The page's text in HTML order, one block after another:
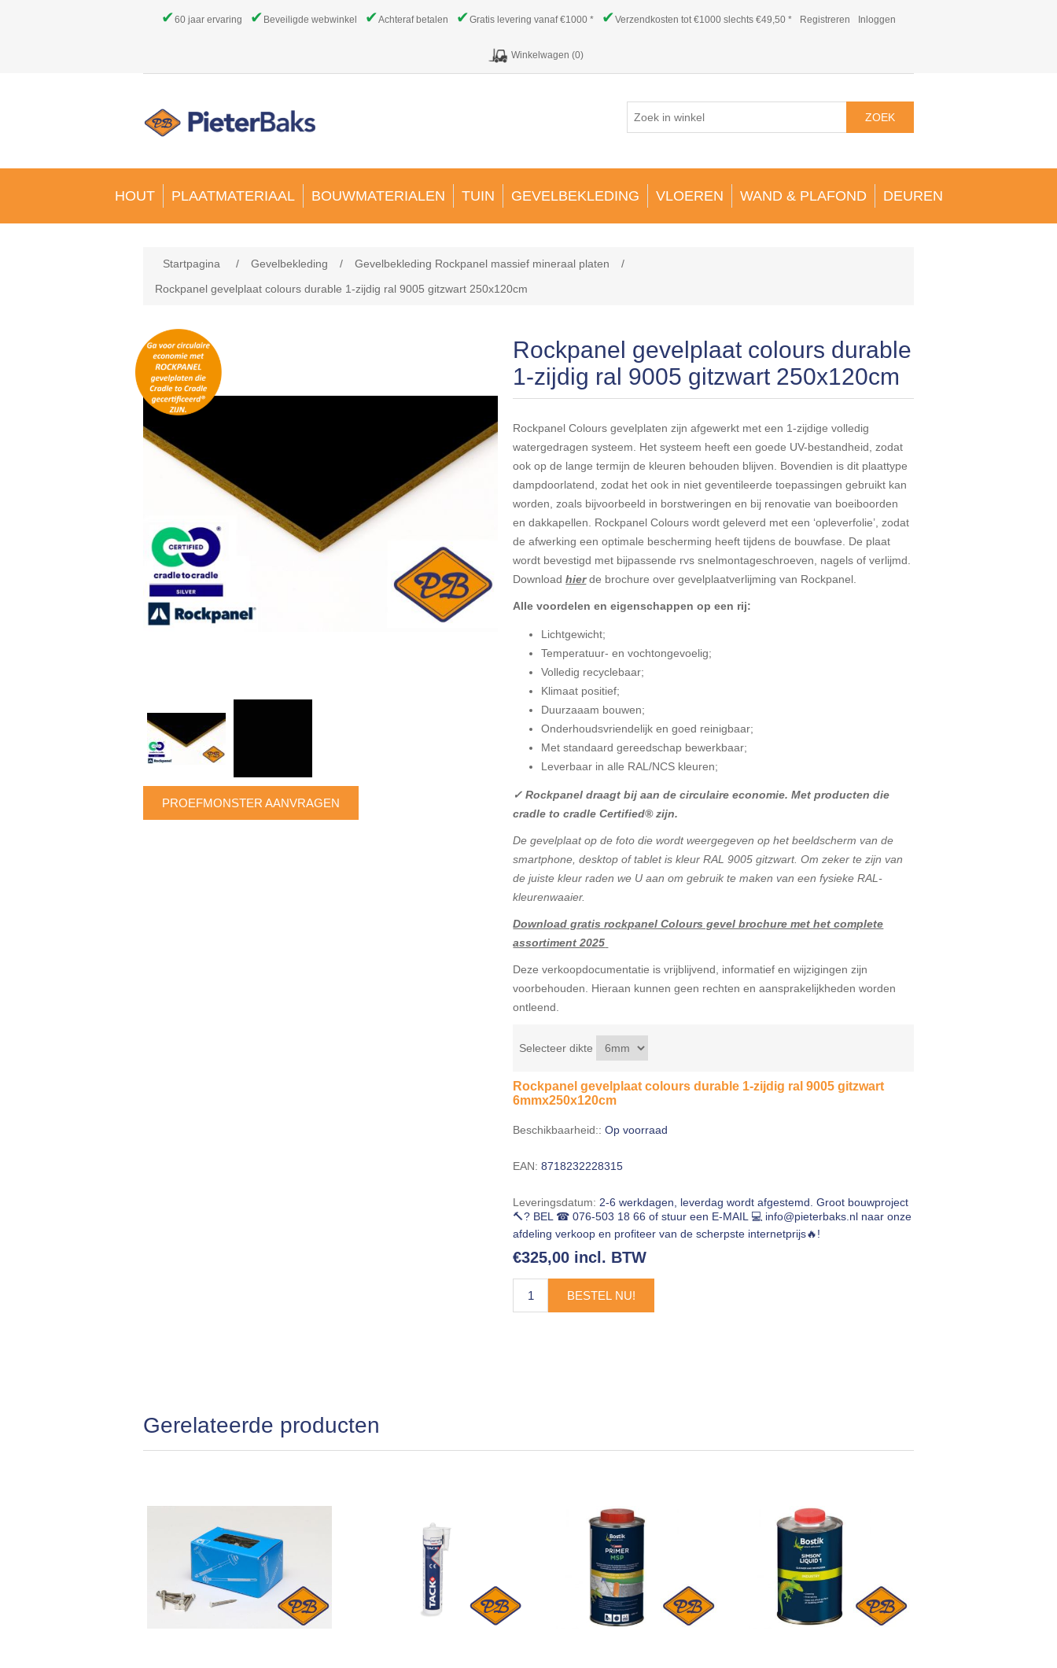
✔60 jaar ervaring ✔ Beveiligde webwinkel ✔Achteraf betalen ✔Gratis levering vanaf €1000 * ✔Verzendkosten tot €1000 slechts €49,50 * Registreren Inloggen
Winkelwagen (0)
ZOEK
HOUT PLAATMATERIAAL BOUWMATERIALEN TUIN GEVELBEKLEDING VLOEREN WAND & PLAFOND DEUREN
Startpagina / Gevelbekleding / Gevelbekleding Rockpanel massief mineraal platen
/
Rockpanel gevelplaat colours durable 1-zijdig ral 9005 gitzwart 250x120cm
PROEFMONSTER AANVRAGEN
Rockpanel gevelplaat colours durable
1-zijdig ral 9005 gitzwart 250x120cm
Rockpanel Colours gevelplaten zijn afgewerkt met een 1-zijdige volledig
watergedragen systeem. Het systeem heeft een goede UV-bestandheid, zodat
ook op de lange termijn de kleuren behouden blijven. Bovendien is dit plaattype
dampdoorlatend, zodat het ook in niet geventileerde toepassingen gebruikt kan
worden, zoals bijvoorbeeld in borstweringen en bij renovatie van boeiboorden
en dakkapellen. Rockpanel Colours wordt geleverd met een ‘opleverfolie’, zodat
de afwerking een optimale bescherming heeft tijdens de bouwfase. De plaat
wordt bevestigd met bijpassende rvs snelmontageschroeven, nagels of verlijmd.
Downloadhier de brochure over gevelplaatverlijming van Rockpanel.
Alle voordelen en eigenschappen op een rij:
Lichtgewicht;
Temperatuur- en vochtongevoelig;
Volledig recyclebaar;
Klimaat positief;
Duurzaaam bouwen;
Onderhoudsvriendelijk en goed reinigbaar;
Met standaard gereedschap bewerkbaar;
Leverbaar in alle RAL/NCS kleuren;
✓ Rockpanel draagt bij aan de circulaire economie. Met producten die
cradle to cradle Certified® zijn.
De gevelplaat op de foto die wordt weergegeven op het beeldscherm van de
smartphone, desktop of tablet is kleur RAL 9005 gitzwart. Om zeker te zijn van
de juiste kleur raden we U aan om gebruik te maken van een fysieke RAL-
kleurenwaaier.
Download gratis rockpanel Colours gevel brochure met het complete
assortiment 2025
Deze verkoopdocumentatie is vrijblijvend, informatief en wijzigingen zijn
voorbehouden. Hieraan kunnen geen rechten en aansprakelijkheden worden
ontleend.
Selecteer dikte
Rockpanel gevelplaat colours durable 1-zijdig ral 9005 gitzwart
6mmx250x120cm
Beschikbaarheid:: Op voorraad
EAN: 8718232228315
Leveringsdatum: 2-6 werkdagen, leverdag wordt afgestemd. Groot bouwproject
🔨? BEL ☎ 076-503 18 66 of stuur een E-MAIL 💻 info@pieterbaks.nl naar onze
afdeling verkoop en profiteer van de scherpste internetprijs🔥!
€325,00 incl. BTW
BESTEL NU!
Gerelateerde producten